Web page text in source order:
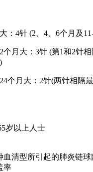
：4针 (2、4、6个月及
个月大：3针 (第1和2针
个月大：2针(两针相隔
岁以上人士
血清型所引起的肺炎链
率